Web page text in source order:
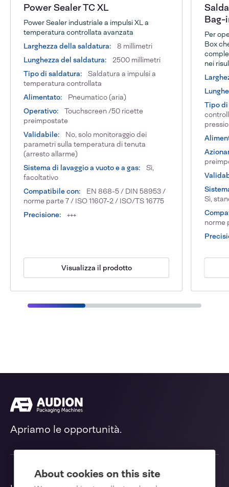
About cookies on this site
Power Sealer TC XL
Power Sealer industriale a impulsi XL a
temperatura controllata avanzata
Larghezza della saldatura:
8 millimetri
Lunghezza del saldatura:
2500 millimetri
Tipo di saldatura:
Saldatura a impulsi a
temperatura controllata
Alimentato:
Pneumatico (aria)
Operativo:
Touchscreen /50 ricette
preimpostate
Validabile:
No, solo monitoraggio dei
parametri sulla temperatura di tenuta
(arresto allarme)
Sistema di lavaggio a vuoto e a gas:
Sì,
facoltativo
Compatibile con:
EN 868-5 / DIN 58953 /
norme parte 7 / ISO 11607-2 / ISO/TS 16775
Precisione:
+++
Visualizza il prodotto
Bag-
Per
Box
nei
Tipo
Sì,
norme
Apriamo le opportunità.